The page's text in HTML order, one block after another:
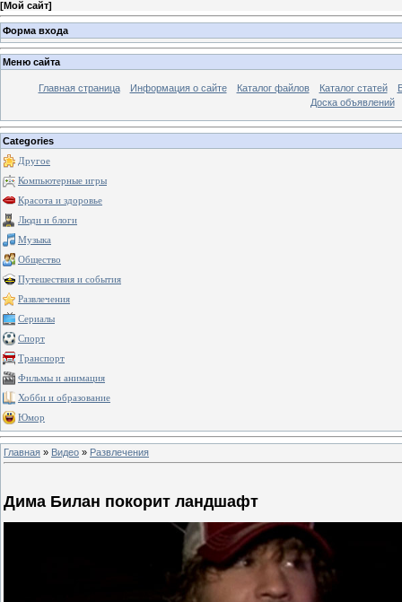
[Мой сайт]
Форма входа
Меню сайта
Главная страница Информация о сайте Каталог файлов Каталог статей
Доска объявлений
Categories
Другое
Компьютерные игры
Красота и здоровье
Люди и блоги
Музыка
Общество
Путешествия и события
Развлечения
Сериалы
Спорт
Транспорт
Фильмы и анимация
Хобби и образование
Юмор
Главная » Видео » Развлечения
Дима Билан покорит ландшафт